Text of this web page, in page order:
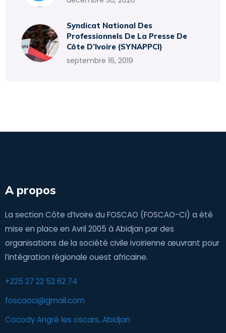
Syndicat National Des
Professionnels De La Presse De
Côte D’Ivoire (SYNAPPCI)
septembre 16, 2019
A propos
La section Côte d’Ivoire du FOSCAO (FOSCAO-CI) a été
mise en place en Avril 2005 à Abidjan par des
organisations de la société civile ivoirienne œuvrant pour
l’intégration régionale ouest africaine.
+225 27 22 52 62 74
foscaoci@gmail.com
Cocody Angré les oscars, Abidjan